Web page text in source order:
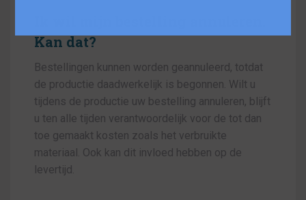
Kan dat?
Bestellingen kunnen worden geannuleerd, totdat
de productie daadwerkelijk is begonnen. Wilt u
tijdens de productie uw bestelling annuleren, blijft
u ten alle tijden verantwoordelijk voor de tot dan
toe gemaakt kosten zoals het verbruikte
materiaal. Ook kan dit invloed hebben op de
levertijd.